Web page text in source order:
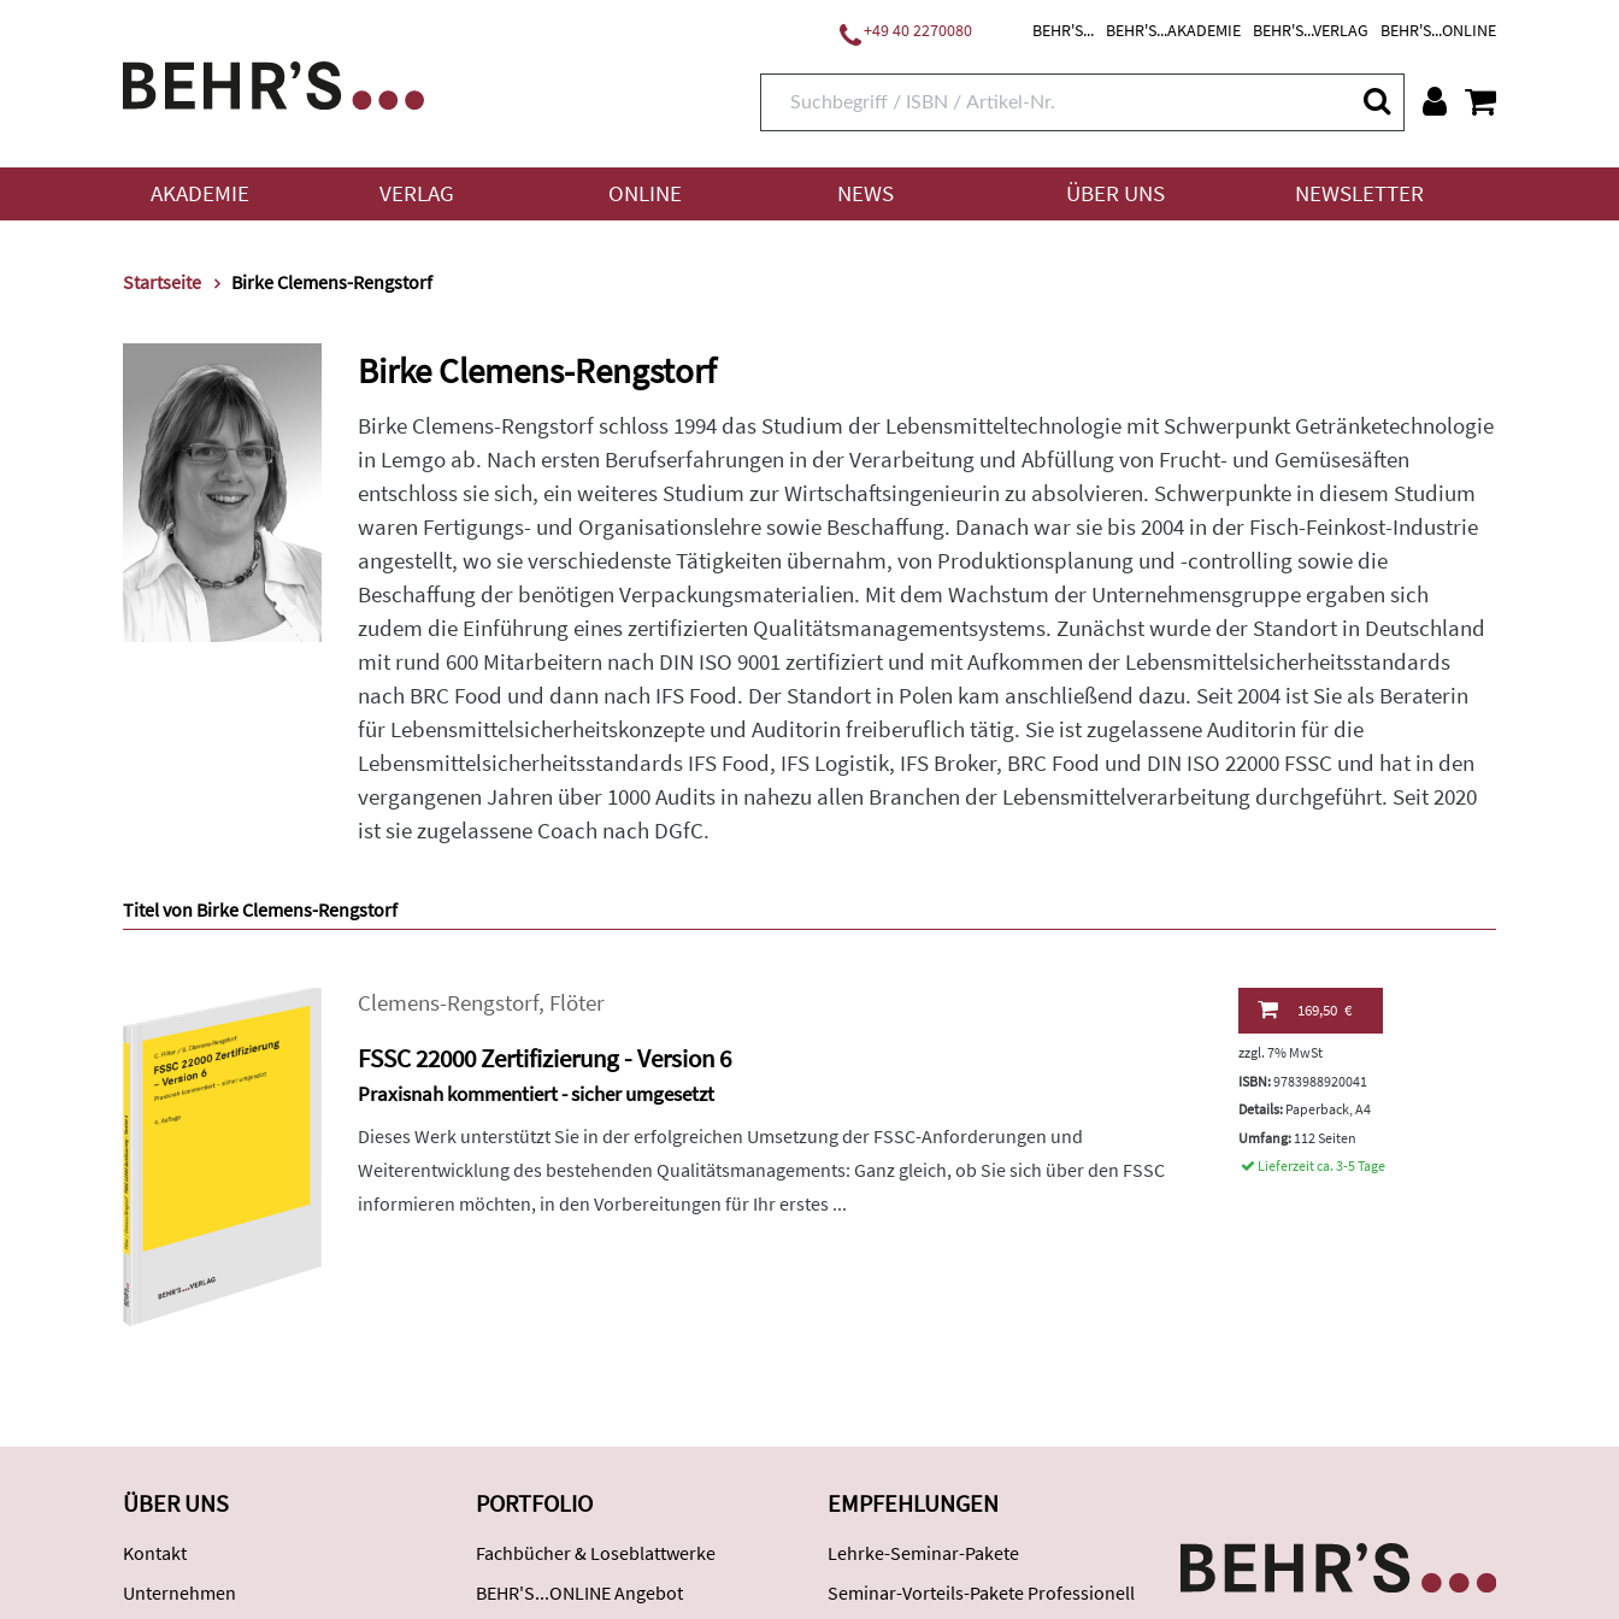
+49 40 2270080 BEHR'S... BEHR'S...AKADEMIE BEHR'S...VERLAG BEHR'S...ONLINE
AKADEMIE VERLAG ONLINE NEWS ÜBER UNS NEWSLETTER
Startseite Birke Clemens-Rengstorf
Birke Clemens-Rengstorf
Birke Clemens-Rengstorf schloss 1994 das Studium der Lebensmitteltechnologie mit Schwerpunkt Getränketechnologie
in Lemgo ab. Nach ersten Berufserfahrungen in der Verarbeitung und Abfüllung von Frucht- und Gemüsesäften
entschloss sie sich, ein weiteres Studium zur Wirtschaftsingenieurin zu absolvieren. Schwerpunkte in diesem Studium
waren Fertigungs- und Organisationslehre sowie Beschaffung. Danach war sie bis 2004 in der Fisch-Feinkost-Industrie
angestellt, wo sie verschiedenste Tätigkeiten übernahm, von Produktionsplanung und -controlling sowie die
Beschaffung der benötigen Verpackungsmaterialien. Mit dem Wachstum der Unternehmensgruppe ergaben sich
zudem die Einführung eines zertifizierten Qualitätsmanagementsystems. Zunächst wurde der Standort in Deutschland
mit rund 600 Mitarbeitern nach DIN ISO 9001 zertifiziert und mit Aufkommen der Lebensmittelsicherheitsstandards
nach BRC Food und dann nach IFS Food. Der Standort in Polen kam anschließend dazu. Seit 2004 ist Sie als Beraterin
für Lebensmittelsicherheitskonzepte und Auditorin freiberuflich tätig. Sie ist zugelassene Auditorin für die
Lebensmittelsicherheitsstandards IFS Food, IFS Logistik, IFS Broker, BRC Food und DIN ISO 22000 FSSC und hat in den
vergangenen Jahren über 1000 Audits in nahezu allen Branchen der Lebensmittelverarbeitung durchgeführt. Seit 2020
ist sie zugelassene Coach nach DGfC.
Titel von Birke Clemens-Rengstorf
Clemens-Rengstorf, Flöter
FSSC 22000 Zertifizierung - Version 6
Praxisnah kommentiert - sicher umgesetzt
Dieses Werk unterstützt Sie in der erfolgreichen Umsetzung der FSSC-Anforderungen und
Weiterentwicklung des bestehenden Qualitätsmanagements: Ganz gleich, ob Sie sich über den FSSC
informieren möchten, in den Vorbereitungen für Ihr erstes ...
169,50 €
zzgl. 7% MwSt
ISBN:9783988920041
Details: Paperback, A4
Umfang: 112 Seiten
Lieferzeit ca. 3-5 Tage
ÜBER UNS
Kontakt
Unternehmen
PORTFOLIO
Fachbücher & Loseblattwerke
BEHR'S...ONLINE Angebot
EMPFEHLUNGEN
Lehrke-Seminar-Pakete
Seminar-Vorteils-Pakete Professionell